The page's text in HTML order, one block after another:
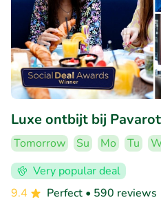
Luxe ontbijt bij
Tomorrow Su Mo Tu
Very popular deal
9.4
Perfect • 590 reviews